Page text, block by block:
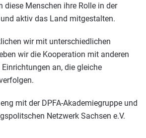
diese Menschen ihre Rolle in der
aktiv das Land mitgestalten.
wir mit unterschiedlichen
wir die Kooperation mit an­de­ren
an, die gleiche
mit der DPFA-Akademiegruppe und
Netzwerk Sachsen e.V.